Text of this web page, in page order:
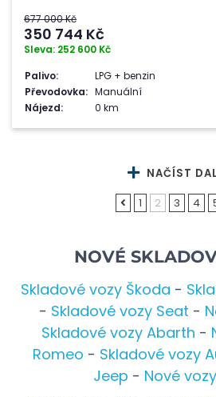
677 000 Kč
350 744 Kč
Sleva: 252 600 Kč
Palivo:
LPG + benzin
Převodovka: Manuální
Nájezd:
0 km
NAČÍST
1
2 3 4
NOVÉ
Skladové vozy Škoda -
- Skladové vozy Seat -
Skladové vozy Abarth -
Romeo - Skladové vozy
Jeep - Nové